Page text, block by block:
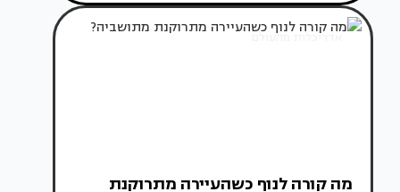
אדריכלות מהעולם
מה קורה לנוף כשהעיירה מתרוקנת